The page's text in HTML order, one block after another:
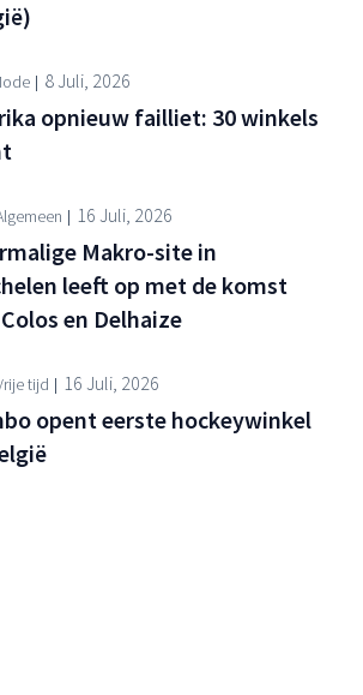
8 Juli, 2026
opnieuw failliet: 30 winkels
16 Juli, 2026
Makro-site in
leeft op met de komst
en Delhaize
tijd 16 Juli, 2026
opent eerste hockeywinkel